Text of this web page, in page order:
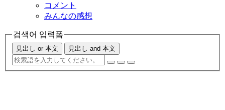
コメント
みんなの感想
검색어 입력폼
見出し or 本文 見出し and 本文